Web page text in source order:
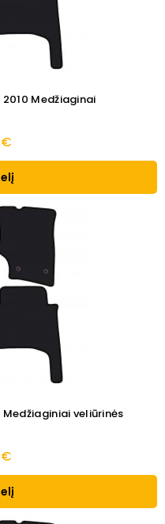
2010 Medžiaginai
€
Medžiaginiai veliūrinės
€